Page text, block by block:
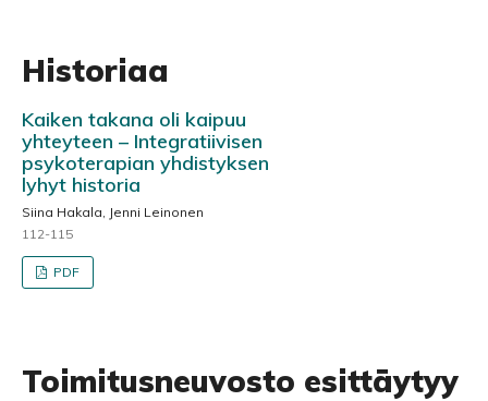
Historiaa
Kaiken takana oli kaipuu
yhteyteen – Integratiivisen
psykoterapian yhdistyksen
lyhyt historia
Siina Hakala, Jenni Leinonen
112-115
PDF
Toimitusneuvosto esittäytyy